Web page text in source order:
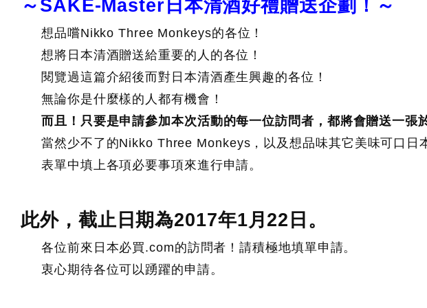
～SAKE-Master日本清酒好禮贈送企劃！～
想品嚐Nikko Three Monkeys的各位！
想將日本清酒贈送給重要的人的各位！
閱覽過這篇介紹後而對日本清酒產生興趣的各位！
無論你是什麼樣的人都有機會！
而且！只要是申請參加本次活動的每一位訪問者，都將會贈送一
當然少不了的Nikko Three Monkeys，以及想品味其它美味可口日
表單中填上各項必要事項來進行申請。
此外，截止日期為2017年1月22日。
各位前來日本必買.com的訪問者！請積極地填單申請。
衷心期待各位可以踴躍的申請。